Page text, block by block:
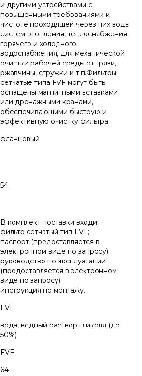
и другими устройствами с
повышенными требованиями к
чистоте проходящей через них воды
систем отопления, теплоснабжения,
горячего и холодного
водоснабжения, для механической
очистки рабочей среды от грязи,
ржавчины, стружки и т.п.Фильтры
сетчатые типа FVF могут быть
оснащены магнитными вставками
или дренажными кранами,
обеспечивающими быструю и
эффективную очистку фильтра.
фланцевый
54
В комплект поставки входит:
фильтр сетчатый тип FVF;
паспорт (предоставляется в
электронном виде по запросу);
руководство по эксплуатации
(предоставляется в электронном
виде по запросу);
инструкция по монтажу.
FVF
вода, водный раствор гликоля (до
50%)
FVF
64